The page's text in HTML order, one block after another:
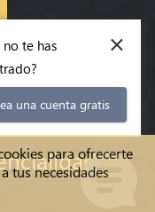
para ofrecerte
tus necesidades
State® ×
no te has
una cuenta gratis